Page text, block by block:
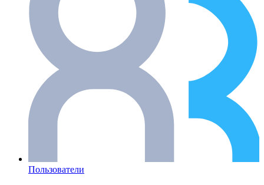
Пользователи